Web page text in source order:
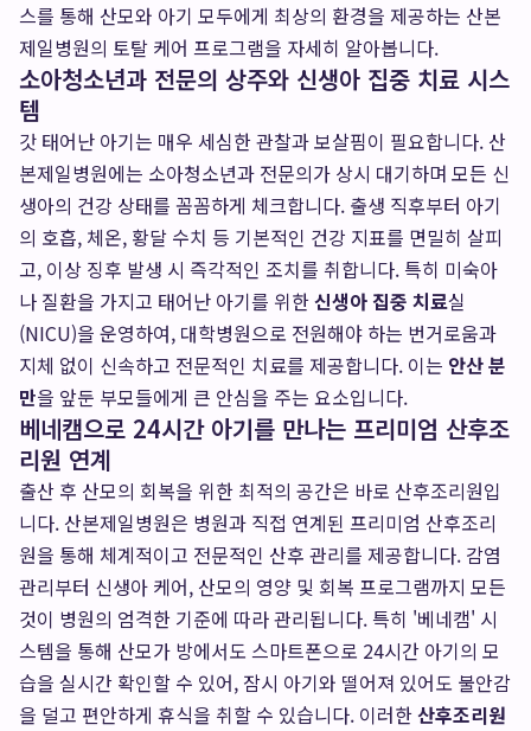
스를 통해 산모와 아기 모두에게 최상의 환경을 제공하는 산본
제일병원의 토탈 케어 프로그램을 자세히 알아봅니다.
소아청소년과 전문의 상주와 신생아 집중 치료 시스
템
갓 태어난 아기는 매우 세심한 관찰과 보살핌이 필요합니다. 산
본제일병원에는 소아청소년과 전문의가 상시 대기하며 모든 신
생아의 건강 상태를 꼼꼼하게 체크합니다. 출생 직후부터 아기
의 호흡, 체온, 황달 수치 등 기본적인 건강 지표를 면밀히 살피
고, 이상 징후 발생 시 즉각적인 조치를 취합니다. 특히 미숙아
나 질환을 가지고 태어난 아기를 위한신생아 집중 치료실
(NICU)을 운영하여, 대학병원으로 전원해야 하는 번거로움과
지체 없이 신속하고 전문적인 치료를 제공합니다. 이는 안산 분
만을 앞둔 부모들에게 큰 안심을 주는 요소입니다.
베네캠으로 24시간 아기를 만나는 프리미엄 산후조
리원 연계
출산 후 산모의 회복을 위한 최적의 공간은 바로 산후조리원입
니다. 산본제일병원은 병원과 직접 연계된 프리미엄 산후조리
원을 통해 체계적이고 전문적인 산후 관리를 제공합니다. 감염
관리부터 신생아 케어, 산모의 영양 및 회복 프로그램까지 모든
것이 병원의 엄격한 기준에 따라 관리됩니다. 특히 '베네캠' 시
스템을 통해 산모가 방에서도 스마트폰으로 24시간 아기의 모
습을 실시간 확인할 수 있어, 잠시 아기와 떨어져 있어도 불안감
을 덜고 편안하게 휴식을 취할 수 있습니다. 이러한산후조리원